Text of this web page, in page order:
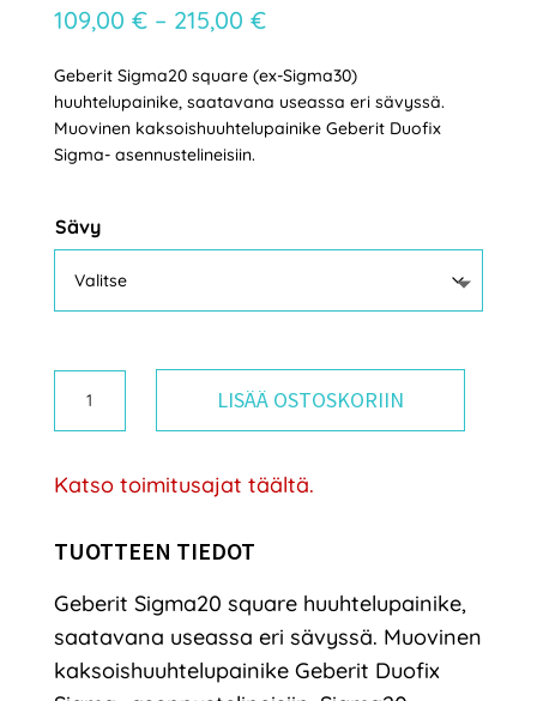
109,00 € – 215,00 €Hintaluokka:
-
215,00 €
Geberit Sigma20 square (ex-Sigma30)
huuhtelupainike, saatavana useassa eri sävyssä.
Muovinen kaksoishuuhtelupainike Geberit Duofix
Sigma- asennustelineisiin.
Sävy
huuhtelupainike
LISÄÄ OSTOSKORIIN
Katso toimitusajat täältä.
TUOTTEEN TIEDOT
Geberit Sigma20 square huuhtelupainike,
saatavana useassa eri sävyssä. Muovinen
kaksoishuuhtelupainike Geberit Duofix